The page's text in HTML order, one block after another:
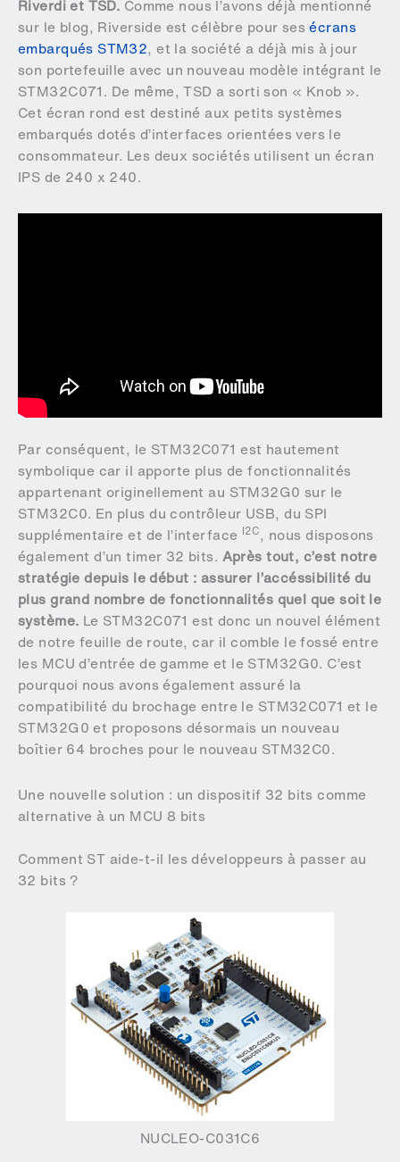
Riverdi et TSD. Comme nous l’avons déjà mentionné
sur le blog, Riverside est célèbre pour sesécrans
embarqués STM32, et la société a déjà mis à jour
son portefeuille avec un nouveau modèle intégrant le
STM32C071. De même, TSD a sorti son « Knob ».
Cet écran rond est destiné aux petits systèmes
embarqués dotés d’interfaces orientées vers le
consommateur. Les deux sociétés utilisent un écran
IPS de 240 x 240.
Par conséquent, le STM32C071 est hautement
symbolique car il apporte plus de fonctionnalités
appartenant originellement au STM32G0 sur le
STM32C0. En plus du contrôleur USB, du SPI
supplémentaire et de l’interface I2C, nous disposons
également d’un timer 32 bits. Après tout, c’est notre
stratégie depuis le début : assurer l’accéssibilité du
plus grand nombre de fonctionnalités quel que soit le
système. Le STM32C071 est donc un nouvel élément
de notre feuille de route, car il comble le fossé entre
les MCU d’entrée de gamme et le STM32G0. C’est
pourquoi nous avons également assuré la
compatibilité du brochage entre le STM32C071 et le
STM32G0 et proposons désormais un nouveau
boîtier 64 broches pour le nouveau STM32C0.
Une nouvelle solution : un dispositif 32 bits comme
alternative à un MCU 8 bits
Comment ST aide-t-il les développeurs à passer au
32 bits ?
NUCLEO-C031C6